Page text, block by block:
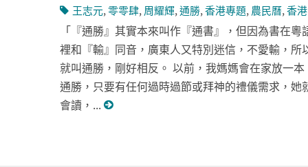
王志元,零零肆, 周耀輝,通勝,香港專題, 農民曆,香港
「『通勝』其實本來叫作『通書』，但因為書在粵
裡和『輸』同音，廣東人又特別迷信，不愛輸，所
就叫通勝，剛好相反。 以前，我媽媽會在家放一本
通勝，只要有任何過時過節或拜神的禮儀需求，她
會讀，...